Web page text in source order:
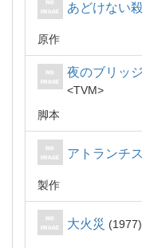
あどけない
原作
夜のブリッ
TVM
脚本
アトランチ
製作
大火災 1977